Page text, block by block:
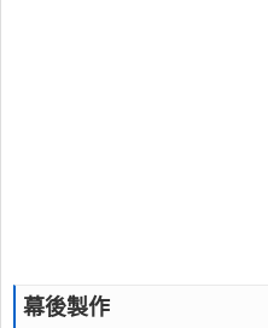
幕後製作